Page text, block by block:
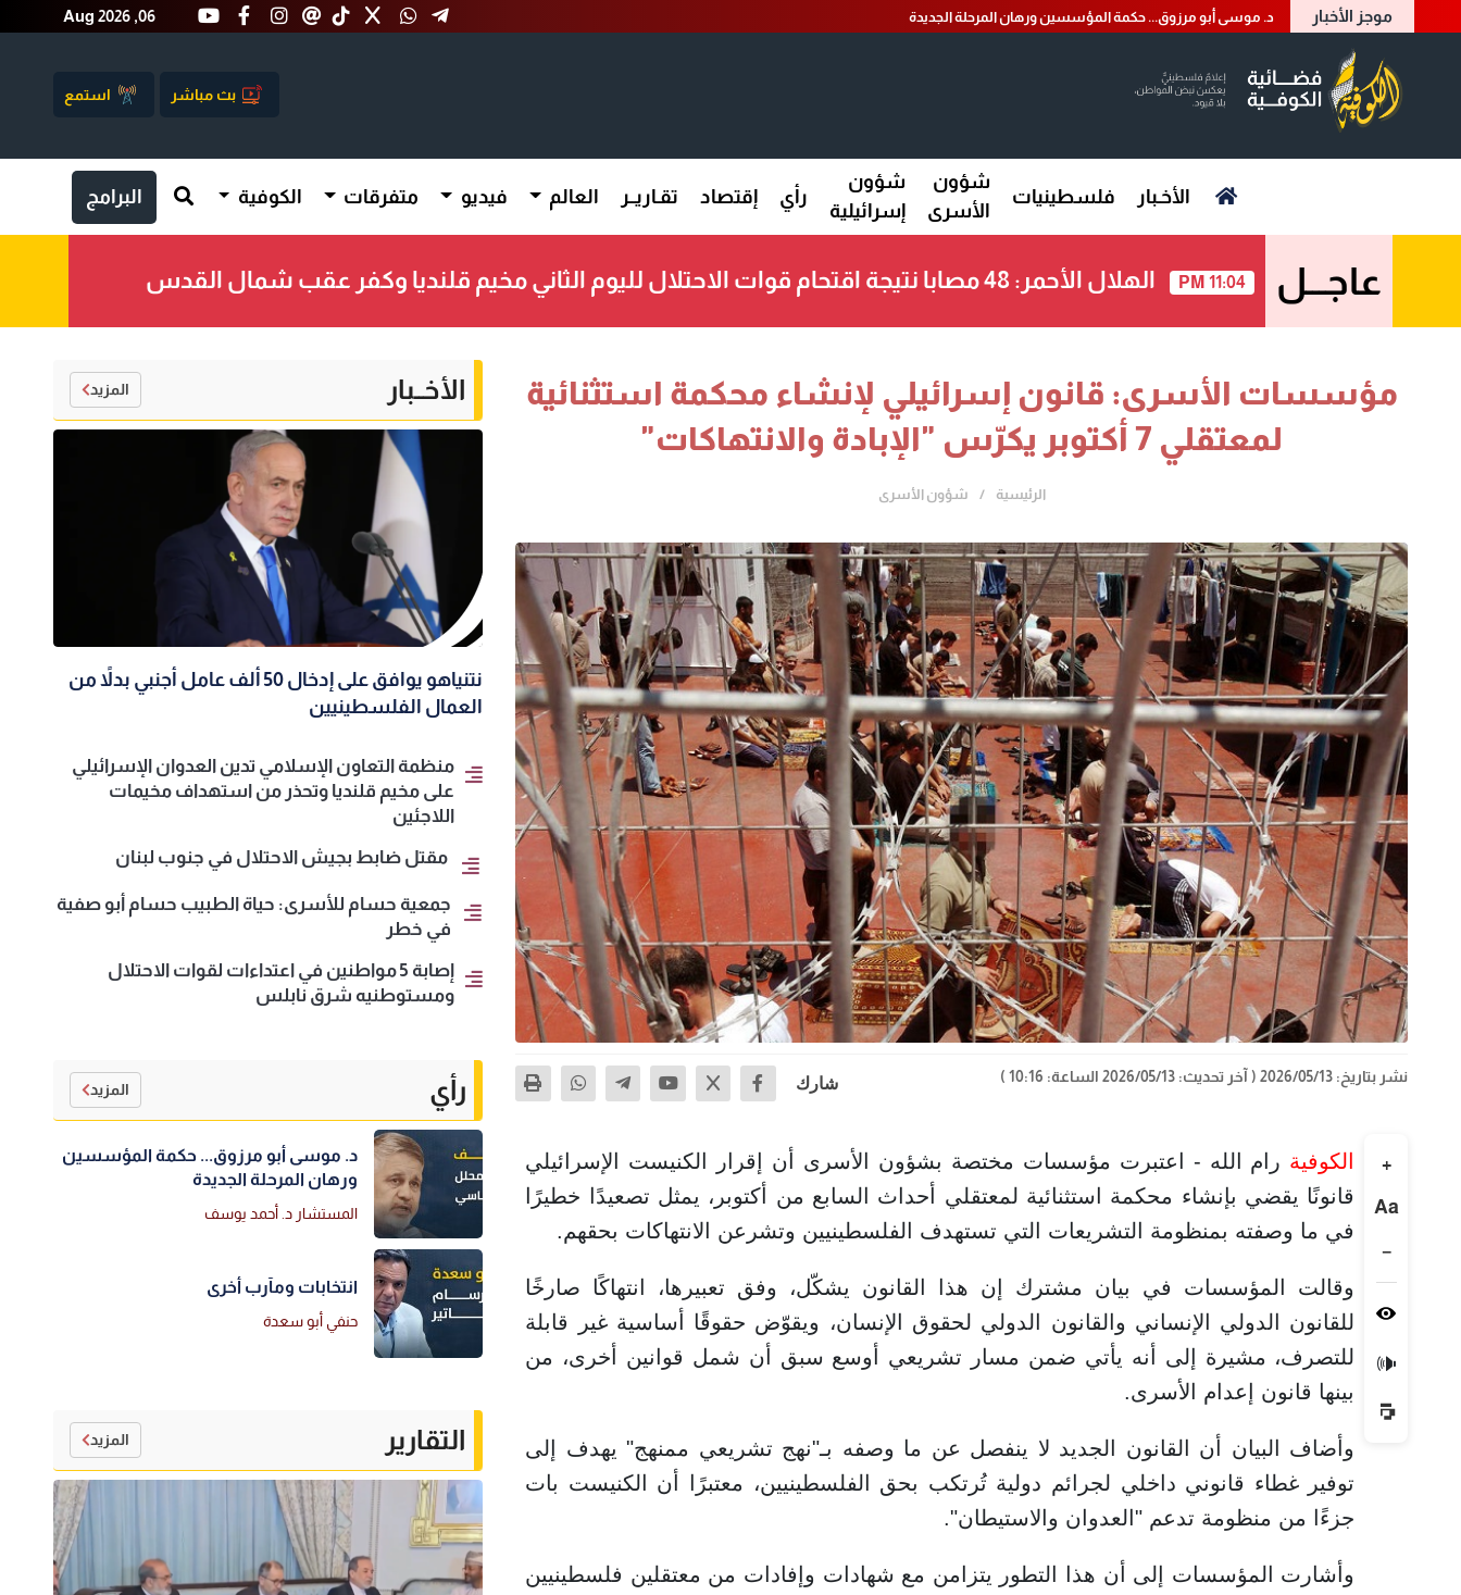
موجز الأخبار د. موسى أبو مرزوق... حكمة المؤسسين ورهان المرحلة الجديدة Aug 2026 ,06
بث مباشر استمع
الأخـبار فلسطينيات
شؤون
الأسرى
شؤون
إسرائيلية
رأي إقتصاد تقـاريــر العالم فيديو متفرقات الكوفية البرامج
عاجـــل 11:04 PM الهلال الأحمر: 48 مصابا نتيجة اقتحام قوات الاحتلال لليوم الثاني مخيم قلنديا وكفر عقب شمال القدس
مؤسسات الأسرى: قانون إسرائيلي لإنشاء محكمة استثنائية
لمعتقلي 7 أكتوبر يكرّس "الإبادة والانتهاكات"
الرئيسية شؤون الأسرى
نشر بتاريخ: 2026/05/13 ( آخر تحديث: 2026/05/13 الساعة: 10:16 ) شارك
+
Aa
−
🔊
الكوفية رام الله - اعتبرت مؤسسات مختصة بشؤون الأسرى أن إقرار الكنيست الإسرائيلي
قانونًا يقضي بإنشاء محكمة استثنائية لمعتقلي أحداث السابع من أكتوبر، يمثل تصعيدًا خطيرًا
في ما وصفته بمنظومة التشريعات التي تستهدف الفلسطينيين وتشرعن الانتهاكات بحقهم.
وقالت المؤسسات في بيان مشترك إن هذا القانون يشكّل، وفق تعبيرها، انتهاكًا صارخًا
للقانون الدولي الإنساني والقانون الدولي لحقوق الإنسان، ويقوّض حقوقًا أساسية غير قابلة
للتصرف، مشيرة إلى أنه يأتي ضمن مسار تشريعي أوسع سبق أن شمل قوانين أخرى، من
بينها قانون إعدام الأسرى.
وأضاف البيان أن القانون الجديد لا ينفصل عن ما وصفه بـ"نهج تشريعي ممنهج" يهدف إلى
توفير غطاء قانوني داخلي لجرائم دولية تُرتكب بحق الفلسطينيين، معتبرًا أن الكنيست بات
جزءًا من منظومة تدعم "العدوان والاستيطان".
وأشارت المؤسسات إلى أن هذا التطور يتزامن مع شهادات وإفادات من معتقلين فلسطينيين
الأخــبار المزيد
نتنياهو يوافق على إدخال 50 ألف عامل أجنبي بدلاً من
العمال الفلسطينيين
منظمة التعاون الإسلامي تدين العدوان الإسرائيلي
على مخيم قلنديا وتحذر من استهداف مخيمات
اللاجئين
مقتل ضابط بجيش الاحتلال في جنوب لبنان
جمعية حسام للأسرى: حياة الطبيب حسام أبو صفية
في خطر
إصابة 5 مواطنين في اعتداءات لقوات الاحتلال
ومستوطنيه شرق نابلس
رأي المزيد
د. موسى أبو مرزوق... حكمة المؤسسين
ورهان المرحلة الجديدة
المستشار د. أحمد يوسف
انتخابات ومآرب أخرى
حنفي أبو سعدة
التقارير المزيد